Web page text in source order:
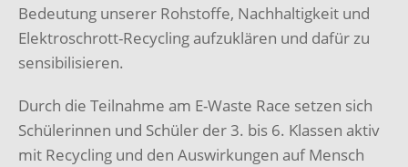
Bedeutung unserer Rohstoffe, Nachhaltigkeit und
Elektroschrott-Recycling aufzuklären und dafür zu
sensibilisieren.
Durch die Teilnahme am E-Waste Race setzen sich
Schülerinnen und Schüler der 3. bis 6. Klassen aktiv
mit Recycling und den Auswirkungen auf Mensch